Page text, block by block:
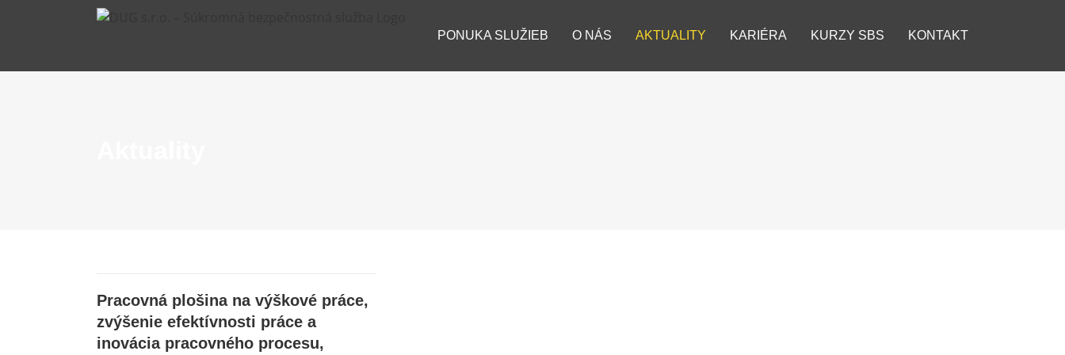
PONUKA SLUŽIEB O NÁS AKTUALITY KARIÉRA KURZY SBS KONTAKT
Pracovná plošina na výškové práce,
zvýšenie efektívnosti práce a
inovácia pracovného procesu,